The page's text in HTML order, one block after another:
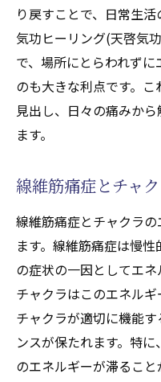
り戻すことで、日常生
気功ヒーリング(天啓気
で、場所にとらわれず
のも大きな利点です。
見出し、日々の痛みか
ます。
線維筋痛症とチャ
線維筋痛症とチャクラ
ます。線維筋痛症は慢
の症状の一因としてエネ
チャクラはこのエネル
チャクラが適切に機能
ンスが保たれます。特
のエネルギーが滞るこ